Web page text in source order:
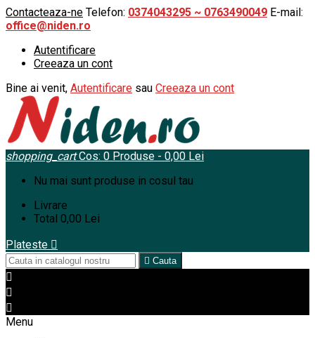
Contacteaza-ne Telefon: 0374043295 ~ 0763490049 E-mail:
office@niden.ro
Autentificare
Creeaza un cont
Bine ai venit, Autentificare sau Creeaza un cont
shopping_cart Cos: 0 Produse - 0,00 Lei
Nu mai sunt produse in cosul tau
Livrare
Total 0,00 Lei
Plateste 
 Cauta



Menu